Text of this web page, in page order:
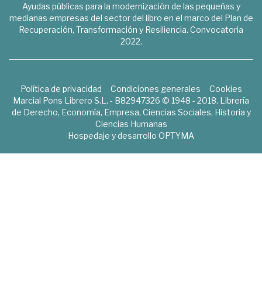
Ayudas públicas para la modernización de las pequeñas y
medianas empresas del sector del libro en el marco del Plan de
Recuperación, Transformación y Resiliencia. Convocatoria
2022.
Política de privacidad Condiciones generales
Cookies
Marcial Pons Librero S.L. - B82947326 © 1948 - 2018. Librería
de Derecho, Economía, Empresa, Ciencias Sociales, Historia y
Ciencias Humanas
Hospedaje y desarrollo OPTYMA